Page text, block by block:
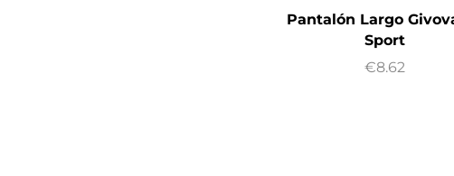
Pantalón Largo
Sport
€8.62